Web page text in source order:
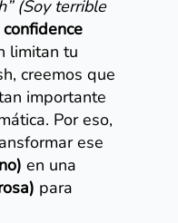
(Soy terrible
confidence
limitan tu
creemos que
importante
Por eso,
ese
en una
para